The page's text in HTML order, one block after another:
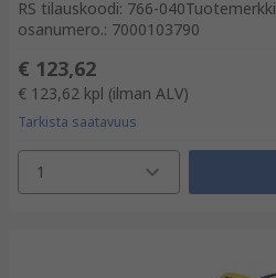
RS tilauskoodi: 766-040Tuotemerkki
osanumero.: 7000103790
€ 123,62
€ 123,62 kpl (ilman ALV)
Tarkista saatavuus
1